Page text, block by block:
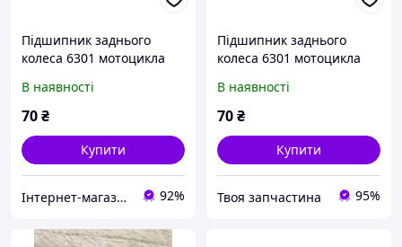
Підшипник заднього
колеса 6301 мотоцикла
В наявності
70₴
Купити
Інтернет-магазин Авто Салон 92%
Підшипник заднього
колеса 6301 мотоцикла
В наявності
70₴
Купити
Твоя запчастина 95%